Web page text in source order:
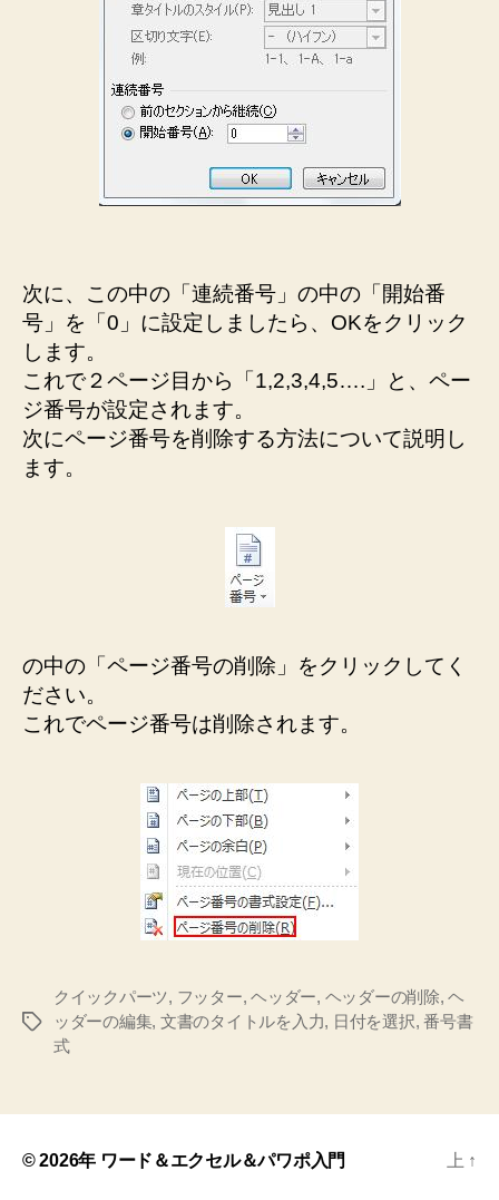
次に、この中の「連続番号」の中の「開始番
号」を「0」に設定しましたら、OKをクリック
します。
これで２ページ目から「1,2,3,4,5….」と、ペー
ジ番号が設定されます。
次にページ番号を削除する方法について説明し
ます。
の中の「ページ番号の削除」をクリックしてく
ださい。
これでページ番号は削除されます。
タ
クイックパーツ, フッター,ヘッダー, ヘッダーの削除,ヘ
ッダーの編集, 文書のタイトルを入力, 日付を選択,番号書
式
© 2026年 ワード＆エクセル＆パワポ入門 上 ↑